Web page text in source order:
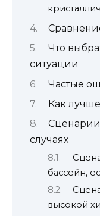
Что
ситуации
Частые
Как
случаях
бассейн,
высокой